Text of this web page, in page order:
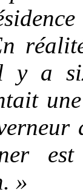
y a
»